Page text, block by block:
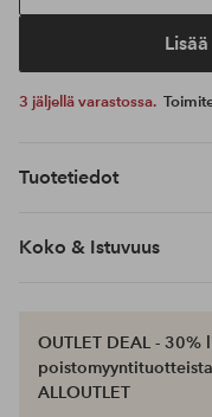
3 jäljellä varastossa.
Tuotetiedot
Koko & Istuvuus
OUTLET DEAL - 30%
ALLOUTLET